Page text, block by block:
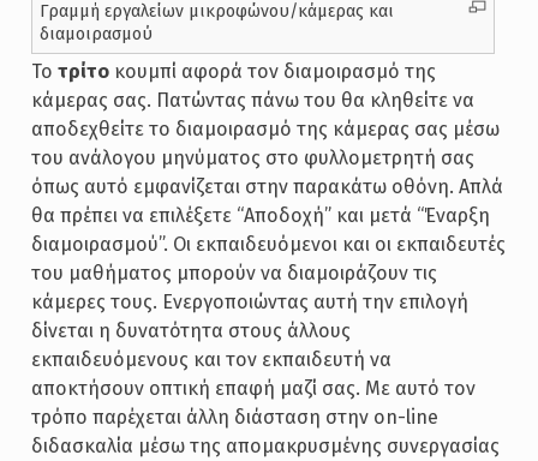
Γραμμή εργαλείων μικροφώνου/κάμερας και
διαμοιρασμού
Το τρίτοκουμπί αφορά τον διαμοιρασμό της
κάμερας σας. Πατώντας πάνω του θα κληθείτε να
αποδεχθείτε το διαμοιρασμό της κάμερας σας μέσω
του ανάλογου μηνύματος στο φυλλομετρητή σας
όπως αυτό εμφανίζεται στην παρακάτω οθόνη. Απλά
θα πρέπει να επιλέξετε “Αποδοχή” και μετά “Έναρξη
διαμοιρασμού”. Οι εκπαιδευόμενοι και οι εκπαιδευτές
του μαθήματος μπορούν να διαμοιράζουν τις
κάμερες τους. Ενεργοποιώντας αυτή την επιλογή
δίνεται η δυνατότητα στους άλλους
εκπαιδευόμενους και τον εκπαιδευτή να
αποκτήσουν οπτική επαφή μαζί σας. Με αυτό τον
τρόπο παρέχεται άλλη διάσταση στην on-line
διδασκαλία μέσω της απομακρυσμένης συνεργασίας